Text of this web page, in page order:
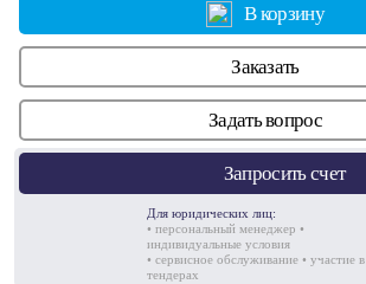
В корзину
Заказать
Задать вопрос
Запросить счет
Для юридических лиц:
• персональный менеджер •
индивидуальные условия
• сервисное обслуживание • участие в
тендерах